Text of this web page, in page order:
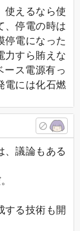
使えるなら使
、停電の時は
停電になった
力すら賄えな
ース電源有っ
電には化石燃
、議論もある
する技術も開